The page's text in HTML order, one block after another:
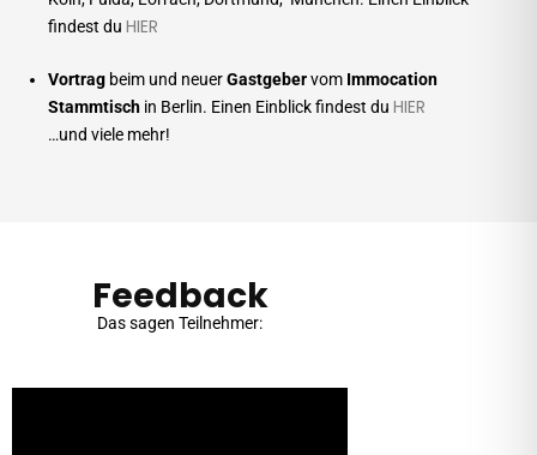
findest du HIER
Vortrag beim und neuerGastgebervom Immocation
Stammtisch in Berlin. Einen Einblick findest du HIER
…und viele mehr!
Feedback
Das sagen Teilnehmer: